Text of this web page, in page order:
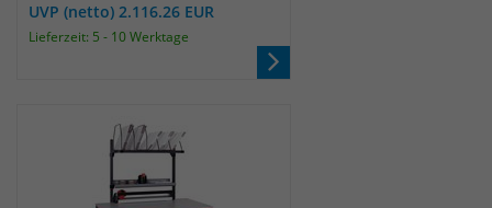
UVP (netto) 2.116.26 EUR
Lieferzeit: 5 - 10 Werktage